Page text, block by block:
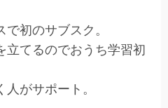
初のサブスク。
立てるのでおうち学習初
がサポート。